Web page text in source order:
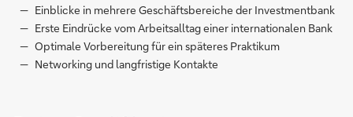
Einblicke in mehrere Geschäftsbereiche der Investmentbank
Erste Eindrücke vom Arbeitsalltag einer internationalen Bank
Optimale Vorbereitung für ein späteres Praktikum
Networking und langfristige Kontakte